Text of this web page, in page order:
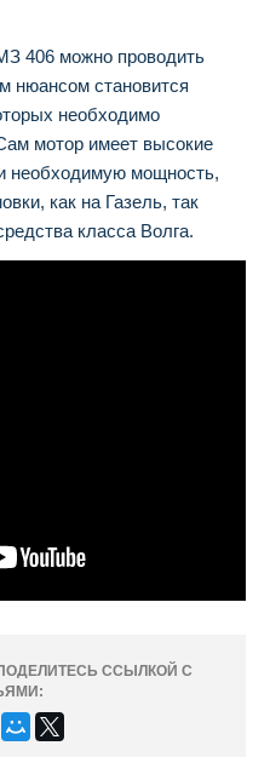
406 можно проводить
нюансом становится
необходимо
мотор имеет высокие
необходимую мощность,
как на Газель, так
класса Волга.
ССЫЛКОЙ С